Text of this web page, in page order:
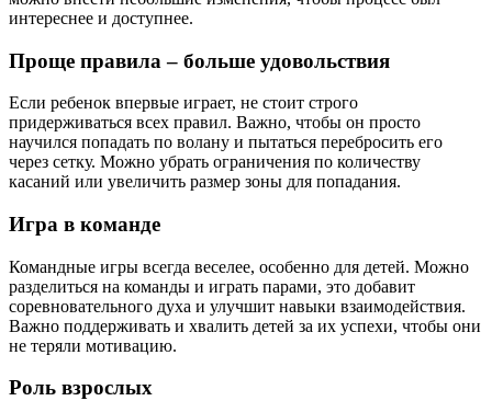
интереснее и доступнее.
Проще правила – больше удовольствия
Если ребенок впервые играет, не стоит строго
придерживаться всех правил. Важно, чтобы он просто
научился попадать по волану и пытаться перебросить его
через сетку. Можно убрать ограничения по количеству
касаний или увеличить размер зоны для попадания.
Игра в команде
Командные игры всегда веселее, особенно для детей. Можно
разделиться на команды и играть парами, это добавит
соревновательного духа и улучшит навыки взаимодействия.
Важно поддерживать и хвалить детей за их успехи, чтобы они
не теряли мотивацию.
Роль взрослых